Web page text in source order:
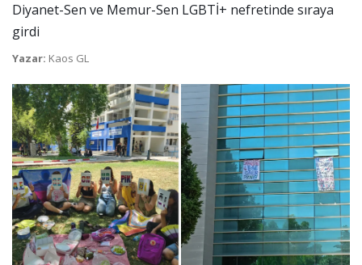
Diyanet-Sen ve Memur-Sen LGBTİ+ nefretinde sıraya
girdi
Yazar: Kaos GL